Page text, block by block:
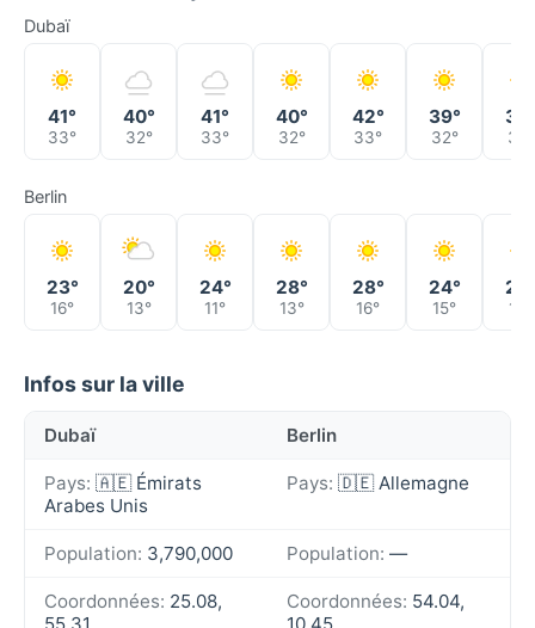
Dubaï
41°
33°
40°
32°
41°
33°
40°
32°
42°
33°
39°
32° 32°
Berlin
23°
16°
20°
13°
24°
11°
28°
13°
28°
16°
24°
15° 13°
Infos sur la ville
Dubaï Berlin
Pays: 🇦🇪 Émirats
Arabes Unis
Pays: 🇩🇪 Allemagne
Population: 3,790,000 Population: —
Coordonnées: 25.08,
Coordonnées: 54.04,